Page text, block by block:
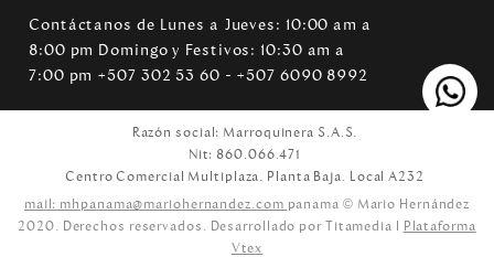
Contáctanos de Lunes a Jueves: 10:00 am a
8:00 pm Domingo y Festivos: 10:30 am a
7:00 pm +507 302 53 60 - +507 6090 8992
Razón social: Marroquinera S.A.S.
Nit: 860.066.471
Centro Comercial Multiplaza. Planta Baja. Local A232
mail: mhpanama@mariohernandez.com panama © Mario Hernández
2020. Derechos reservados. Desarrollado por Titamedia l Plataforma
Vtex